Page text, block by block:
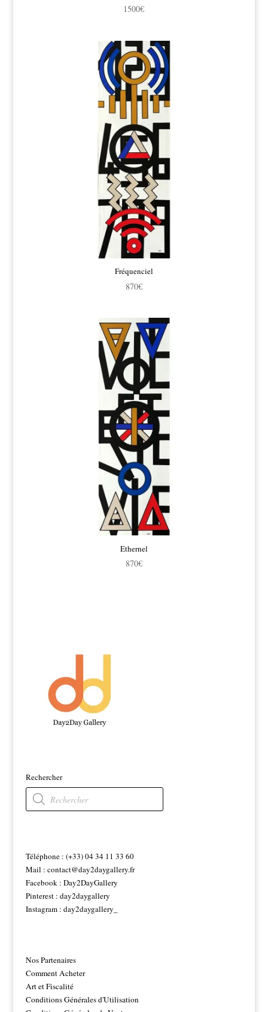
1500€
Fréquenciel
870€
Ethernel
870€
Rechercher
Recherche
produits
Téléphone : (+33) 04 34 11 33 60
Mail : contact@day2daygallery.fr
Facebook : Day2DayGallery
Pinterest : day2daygallery
Instagram : day2daygallery_
Nos Partenaires
Comment Acheter
Art et Fiscalité
Conditions Générales d'Utilisation